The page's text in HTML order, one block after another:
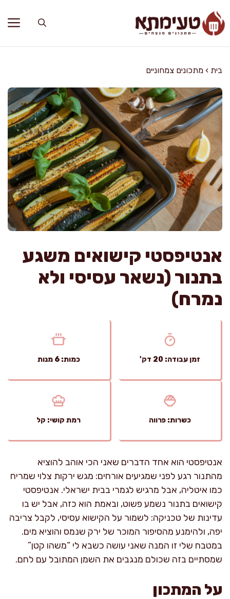
לתוכן
בית › מתכונים צמחוניים
אנטיפסטי קישואים משגע
בתנור (נשאר עסיסי ולא
נמרח)
זמן עבודה: 20 דק' כמות: 6 מנות
כשרות: פרווה רמת קושי: קל
אנטיפסטי הוא אחד הדברים שאני הכי אוהב להוציא
מהתנור רגע לפני שמגיעים אורחים: מגש ירקות צלוי שמריח
כמו איטליה, אבל מרגיש לגמרי בבית ישראלי. אנטיפסטי
קישואים בתנור נשמע פשוט, ובאמת הוא כזה, אבל יש בו
עדינות של טכניקה: לשמור על הקישוא עסיסי, לקבל צריבה
יפה, ולהימנע מהסיפור המוכר של ירק שנמס והוציא מים.
במטבח שלי זו המנה שאני עושה כשבא לי “משהו קטן”
שמסתיים בזה שכולם מנגבים את השמן המתובל עם לחם.
על המתכון